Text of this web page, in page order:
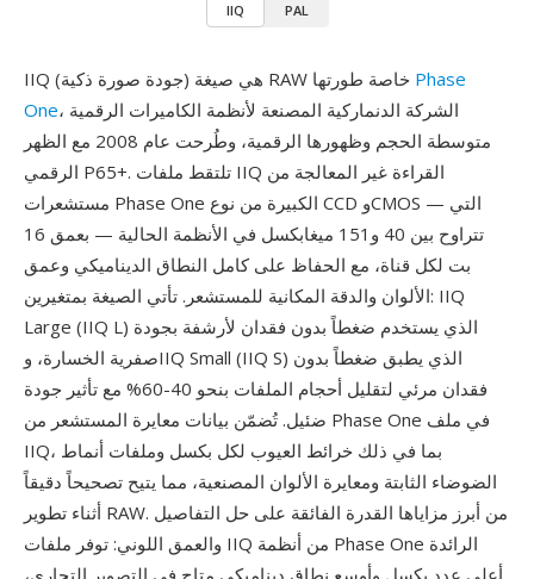
IIQ PAL
Phase
One، الشركة الدنماركية المصنعة لأنظمة الكاميرات الرقمية
متوسطة الحجم وظهورها الرقمية، وطُرحت عام 2008 مع الظهر
الرقمي P65+. تلتقط ملفات IIQ القراءة غير المعالجة من
مستشعرات Phase One الكبيرة من نوع CCD وCMOS — التي
تتراوح بين 40 و151 ميغابكسل في الأنظمة الحالية — بعمق 16
بت لكل قناة، مع الحفاظ على كامل النطاق الديناميكي وعمق
الألوان والدقة المكانية للمستشعر. تأتي الصيغة بمتغيرين: IIQ
Large (IIQ L) الذي يستخدم ضغطاً بدون فقدان لأرشفة بجودة
صفرية الخسارة، وIIQ Small (IIQ S) الذي يطبق ضغطاً بدون
فقدان مرئي لتقليل أحجام الملفات بنحو 40-60% مع تأثير جودة
ضئيل. تُضمّن بيانات معايرة المستشعر من Phase One في ملف
IIQ، بما في ذلك خرائط العيوب لكل بكسل وملفات أنماط
الضوضاء الثابتة ومعايرة الألوان المصنعية، مما يتيح تصحيحاً دقيقاً
أثناء تطوير RAW. من أبرز مزاياها القدرة الفائقة على حل التفاصيل
والعمق اللوني: توفر ملفات IIQ من أنظمة Phase One الرائدة
أعلى عدد بكسل وأوسع نطاق ديناميكي متاح في التصوير التجاري،